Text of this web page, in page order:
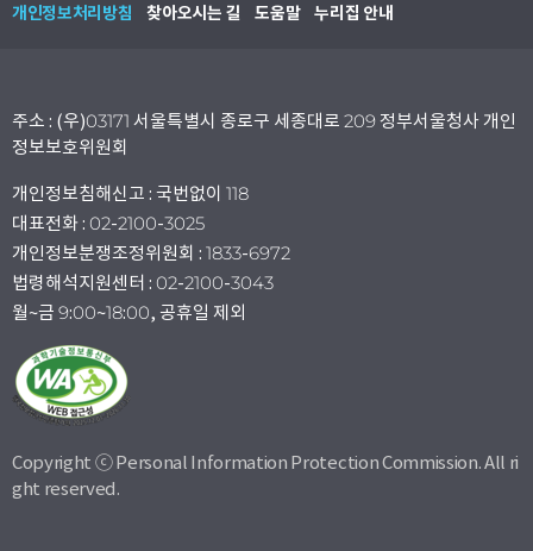
개인정보처리방침 찾아오시는 길 도움말 누리집 안내
주소 : (우)03171 서울특별시 종로구 세종대로 209 정부서울청사 개인
정보보호위원회
개인정보침해신고 : 국번없이 118
대표전화 : 02-2100-3025
개인정보분쟁조정위원회 : 1833-6972
법령해석지원센터 : 02-2100-3043
월~금 9:00~18:00, 공휴일 제외
Copyright ⓒ Personal Information Protection Commission. All ri
ght reserved.